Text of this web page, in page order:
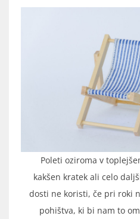
Poleti oziroma v
kakšen kratek ali celo
dosti ne koristi, če pri roki
pohištva, ki bi nam to